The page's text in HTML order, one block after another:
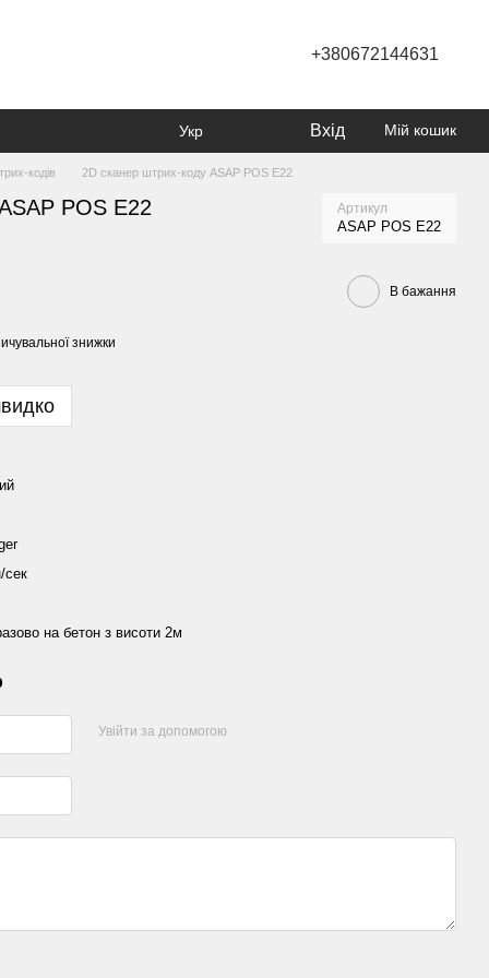
+380672144631
Укр Вхід Мій кошик
кодів 2D сканер штрих-коду ASAP POS E22
POS E22 Артикул
ASAP POS E22
В бажання
знижки
сек
на бетон з висоти 2м
Увійти за допомогою